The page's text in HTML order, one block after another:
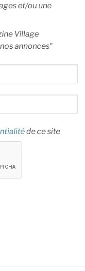
et/ou une
Village
annonces"
de ce site